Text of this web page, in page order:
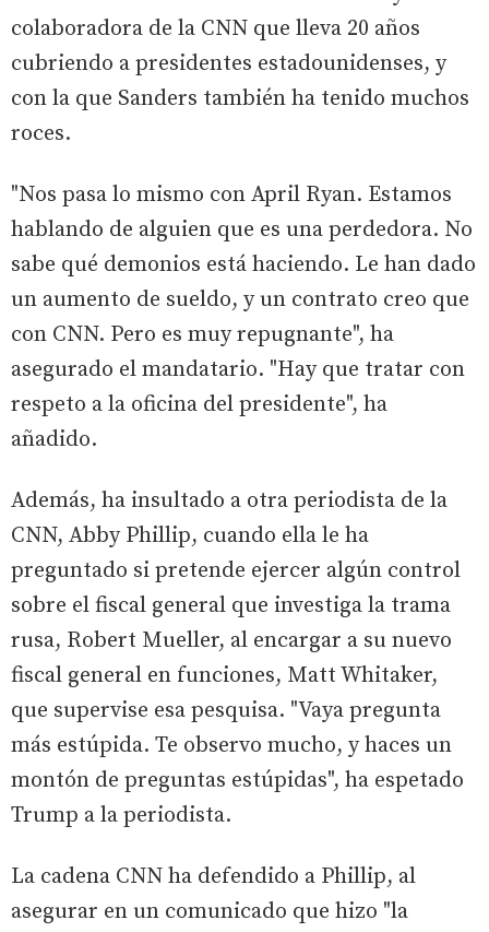
colaboradora de la CNN que lleva 20 años
cubriendo a presidentes estadounidenses, y
con la que Sanders también ha tenido muchos
roces.
"Nos pasa lo mismo con April Ryan. Estamos
hablando de alguien que es una perdedora. No
sabe qué demonios está haciendo. Le han dado
un aumento de sueldo, y un contrato creo que
con CNN. Pero es muy repugnante", ha
asegurado el mandatario. "Hay que tratar con
respeto a la oficina del presidente", ha
añadido.
Además, ha insultado a otra periodista de la
CNN, Abby Phillip, cuando ella le ha
preguntado si pretende ejercer algún control
sobre el fiscal general que investiga la trama
rusa, Robert Mueller, al encargar a su nuevo
fiscal general en funciones, Matt Whitaker,
que supervise esa pesquisa. "Vaya pregunta
más estúpida. Te observo mucho, y haces un
montón de preguntas estúpidas", ha espetado
Trump a la periodista.
La cadena CNN ha defendido a Phillip, al
asegurar en un comunicado que hizo "la